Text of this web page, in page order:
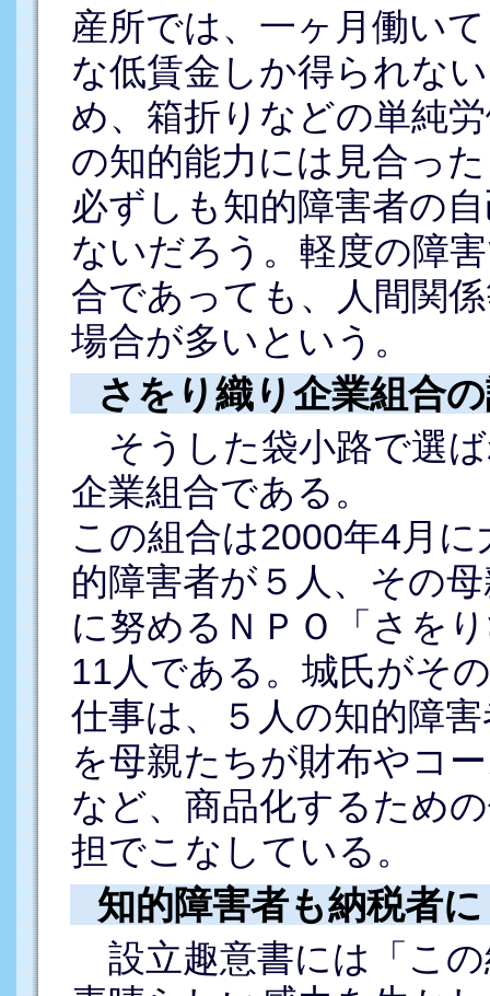
産所では、一ヶ月働い
な低賃金しか得られな
め、箱折りなどの単純
の知的能力には見合っ
必ずしも知的障害者の
ないだろう。軽度の障
合であっても、人間関
場合が多いという。
さをり織り企業組合
そうした袋小路で選
企業組合である。
この組合は2000年4月
的障害者が５人、その
に努めるＮＰＯ「さを
11人である。城氏がそ
仕事は、５人の知的障
を母親たちが財布やコ
など、商品化するため
担でこなしている。
知的障害者も納税者に
設立趣意書には「こ